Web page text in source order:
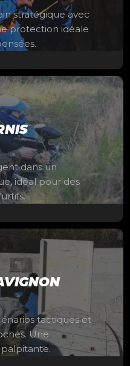
stratégique avec
protection idéale
dans un
idéal pour des
tactiques et
Une